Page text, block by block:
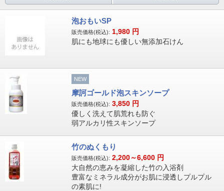
泡おもいSP
販売価格(税込): 1,980 円
肌にも地球にも優しい無添加石けん
NEW
摩訶ゴールド泡スキンソープ
販売価格(税込): 3,850 円
優しく洗えて肌荒れも防ぐ
弱アルカリ性スキンソープ
竹のぬくもり
販売価格(税込): 2,200～6,600 円
大自然の恵みを凝縮した竹の入浴剤
豊富なミネラル成分がお肌に浸透しプルプル
の素肌に!